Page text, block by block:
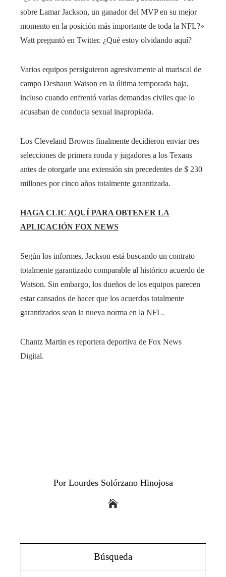
sobre Lamar Jackson, un ganador del MVP en su mejor
momento en la posición más importante de toda la NFL?»
Watt preguntó en Twitter. ¿Qué estoy olvidando aquí?
Varios equipos persiguieron agresivamente al mariscal de
campo Deshaun Watson en la última temporada baja,
incluso cuando enfrentó varias demandas civiles que lo
acusaban de conducta sexual inapropiada.
Los Cleveland Browns finalmente decidieron enviar tres
selecciones de primera ronda y jugadores a los Texans
antes de otorgarle una extensión sin precedentes de $ 230
millones por cinco años totalmente garantizada.
HAGA CLIC AQUÍ PARA OBTENER LA
APLICACIÓN FOX NEWS
Según los informes, Jackson está buscando un contrato
totalmente garantizado comparable al histórico acuerdo de
Watson. Sin embargo, los dueños de los equipos parecen
estar cansados ​​de hacer que los acuerdos totalmente
garantizados sean la nueva norma en la NFL.
Chantz Martin es reportera deportiva de Fox News
Digital.
Por Lourdes Solórzano Hinojosa
Búsqueda